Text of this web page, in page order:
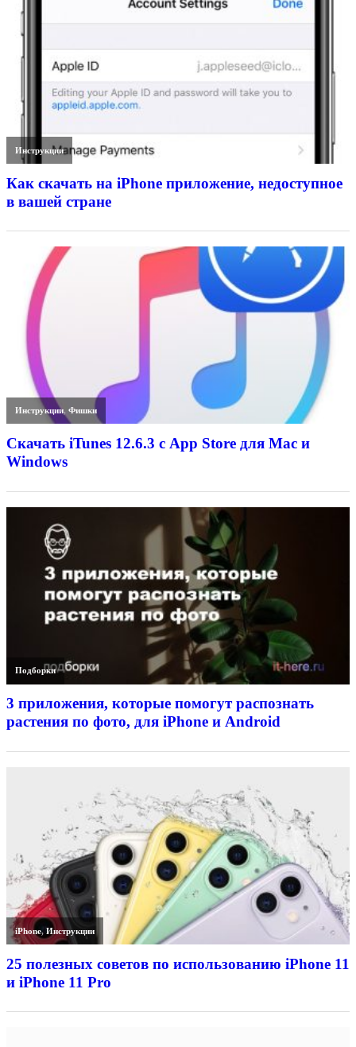
Инструкции
Как скачать на iPhone приложение, недоступное
в вашей стране
Инструкции,Фишки
Скачать iTunes 12.6.3 с App Store для Mac и
Windows
Подборки
3 приложения, которые помогут распознать
растения по фото, для iPhone и Android
iPhone,Инструкции
25 полезных советов по использованию iPhone 11
и iPhone 11 Pro